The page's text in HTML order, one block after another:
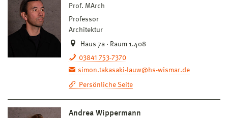
Prof. MArch
Professor
Architektur
Haus 7a · Raum 1.408
03841 753-7370
simon.takasaki-lauw@hs-wismar.de
Persönliche Seite
Andrea Wippermann